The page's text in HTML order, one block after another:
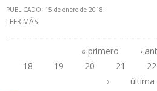
PUBLICADO: 15 de enero de 2018
LEER MÁS
Páginas
« primero ‹
18
19 20 21 22
›
última